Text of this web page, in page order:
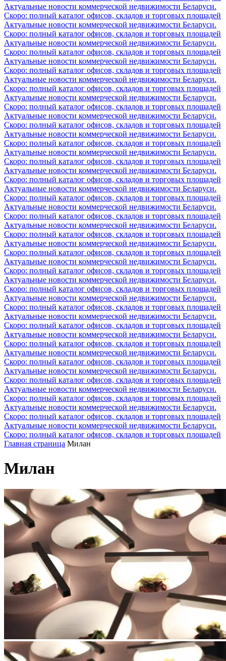
Актуальные новости коммерческой недвижимости Беларуси.
Скоро: полный каталог офисов, складов и торговых площадей
Актуальные новости коммерческой недвижимости Беларуси.
Скоро: полный каталог офисов, складов и торговых площадей
Актуальные новости коммерческой недвижимости Беларуси.
Скоро: полный каталог офисов, складов и торговых площадей
Актуальные новости коммерческой недвижимости Беларуси.
Скоро: полный каталог офисов, складов и торговых площадей
Актуальные новости коммерческой недвижимости Беларуси.
Скоро: полный каталог офисов, складов и торговых площадей
Актуальные новости коммерческой недвижимости Беларуси.
Скоро: полный каталог офисов, складов и торговых площадей
Актуальные новости коммерческой недвижимости Беларуси.
Скоро: полный каталог офисов, складов и торговых площадей
Актуальные новости коммерческой недвижимости Беларуси.
Скоро: полный каталог офисов, складов и торговых площадей
Актуальные новости коммерческой недвижимости Беларуси.
Скоро: полный каталог офисов, складов и торговых площадей
Актуальные новости коммерческой недвижимости Беларуси.
Скоро: полный каталог офисов, складов и торговых площадей
Актуальные новости коммерческой недвижимости Беларуси.
Скоро: полный каталог офисов, складов и торговых площадей
Актуальные новости коммерческой недвижимости Беларуси.
Скоро: полный каталог офисов, складов и торговых площадей
Актуальные новости коммерческой недвижимости Беларуси.
Скоро: полный каталог офисов, складов и торговых площадей
Актуальные новости коммерческой недвижимости Беларуси.
Скоро: полный каталог офисов, складов и торговых площадей
Актуальные новости коммерческой недвижимости Беларуси.
Скоро: полный каталог офисов, складов и торговых площадей
Актуальные новости коммерческой недвижимости Беларуси.
Скоро: полный каталог офисов, складов и торговых площадей
Актуальные новости коммерческой недвижимости Беларуси.
Скоро: полный каталог офисов, складов и торговых площадей
Актуальные новости коммерческой недвижимости Беларуси.
Скоро: полный каталог офисов, складов и торговых площадей
Актуальные новости коммерческой недвижимости Беларуси.
Скоро: полный каталог офисов, складов и торговых площадей
Актуальные новости коммерческой недвижимости Беларуси.
Скоро: полный каталог офисов, складов и торговых площадей
Актуальные новости коммерческой недвижимости Беларуси.
Скоро: полный каталог офисов, складов и торговых площадей
Актуальные новости коммерческой недвижимости Беларуси.
Скоро: полный каталог офисов, складов и торговых площадей
Актуальные новости коммерческой недвижимости Беларуси.
Скоро: полный каталог офисов, складов и торговых площадей
Актуальные новости коммерческой недвижимости Беларуси.
Скоро: полный каталог офисов, складов и торговых площадей
Главная страница Милан
Милан